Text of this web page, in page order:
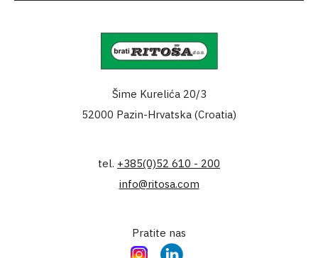
Šime Kurelića 20/3
52000 Pazin-Hrvatska (Croatia)
tel. +385(0)52 610 - 200
info@ritosa.com
Pratite nas
InstagramLinkedIn